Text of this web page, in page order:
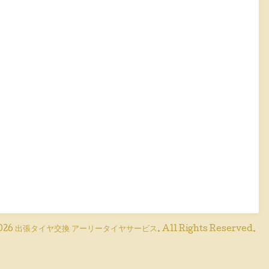
出張タイヤ交換 アーリータイヤサービス . All Rights Reserved.